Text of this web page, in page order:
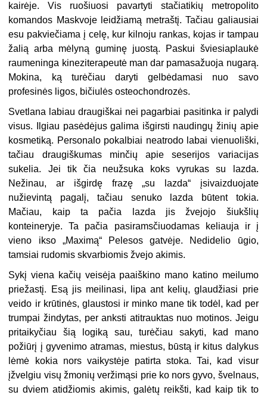
kairėje. Vis ruošiuosi pavartyti stačiatikių metropolito
komandos Maskvoje leidžiamą metraštį. Tačiau galiausiai
esu pakviečiama į celę, kur kilnoju rankas, kojas ir tampau
žalią arba mėlyną guminę juostą. Paskui šviesiaplaukė
raumeninga kineziterapeutė man dar pamasažuoja nugarą.
Mokina, ką turėčiau daryti gelbėdamasi nuo savo
profesinės ligos, bičiulės osteochondrozės.
Svetlana labiau draugiškai nei pagarbiai pasitinka ir palydi
visus. Ilgiau pasėdėjus galima išgirsti naudingų žinių apie
kosmetiką. Personalo pokalbiai neatrodo labai vienuoliški,
tačiau draugiškumas minčių apie seserijos variacijas
sukelia. Jei tik čia neužsuka koks vyrukas su lazda.
Nežinau, ar išgirdę frazę „su lazda“ įsivaizduojate
nužievintą pagalį, tačiau senuko lazda būtent tokia.
Mačiau, kaip ta pačia lazda jis žvejojo šiukšlių
konteineryje. Ta pačia pasiramsčiuodamas keliauja ir į
vieno ikso „Maximą“ Pelesos gatvėje. Nedidelio ūgio,
tamsiai rudomis skvarbiomis žvejo akimis.
Sykį viena kačių veisėja paaiškino mano katino meilumo
priežastį. Esą jis meilinasi, lipa ant kelių, glaudžiasi prie
veido ir krūtinės, glaustosi ir minko mane tik todėl, kad per
trumpai žindytas, per anksti atitrauktas nuo motinos. Jeigu
pritaikyčiau šią logiką sau, turėčiau sakyti, kad mano
požiūrį į gyvenimo atramas, miestus, būstą ir kitus dalykus
lėmė kokia nors vaikystėje patirta stoka. Tai, kad visur
įžvelgiu visų žmonių veržimąsi prie ko nors gyvo, švelnaus,
su dviem atidžiomis akimis, galėtų reikšti, kad kaip tik to